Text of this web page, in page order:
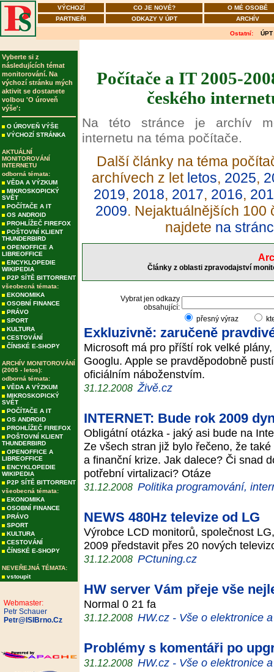
VÝCHOZÍ CO JE NOVÉ?
O MÉ OSOBĚ
PARTNEŘI
ODKAZY V ÚPT ARCHÍV
Ostatní: ÚPT
Vyberte si z
následujících témat
monitorování. Na
výchozí stránku mých
aktivit se dostanete
volbou 'O úroveň
výše':
O ÚROVEŇ VÝŠE
VÝCHOZÍ STRÁNKA
AKTUÁLNÍ
MONITOROVÁNÍ
INTERNETU
odborná témata:
VĚDA A VÝZKUM
MIKROSKOPICKÝ
SVĚT
POČÍTAČE A IT
OS ANDROID
PROHLÍŽEČ FIREFOX
POŠTOVNÍ KLIENT
THUNDERBIRD
OPENOFFICE A
LIBREOFFICE
ENCYKLOPEDIE
WIKIPEDIA
P2P SÍTĚ BITTORRENT
všeobecná témata:
EKONOMIKA
OSOBNÍ FINANCE
PRÁVO
SPORT
KULTURA
CESTOVÁNÍ
ČÍNSKÉ E-SHOPY
ARCHÍV MONITOROVÁNÍ
(2005 - letos):
odborná témata:
VĚDA A VÝZKUM
MIKROSKOPICKÝ
SVĚT
POČÍTAČE A IT
OS ANDROID
PROHLÍŽEČ FIREFOX
POŠTOVNÍ KLIENT
THUNDERBIRD
OPENOFFICE A
LIBREOFFICE
ENCYKLOPEDIE
WIKIPEDIA
P2P SÍTĚ BITTORRENT
všeobecná témata:
EKONOMIKA
OSOBNÍ FINANCE
PRÁVO
SPORT
KULTURA
CESTOVÁNÍ
ČÍNSKÉ E-SHOPY
NEVEŘEJNÁ TÉMATA:
vstoupit
Webmaster:
Petr Schauer
Petr@ISIBrno.Cz
Počítače a IT 2005-
českého
Na této stránce je archív
internetu na téma počítače.
Další články na téma
archívech z let letos, 2025,
2019, 2018, 2017, 2016,
2009. Nejaktuálnějších 100
najdete na
Články z oblasti zpravodajství
Vybrat jen odkazy
obsahující:
přesný výraz
Exkluzivně: zaručeně
Microsoft má pro příští rok velké
Googlu. Apple se pravděpodobně
oficiálním náboženstvím.
31.12.2008 Živě.cz
INTERNET: Bude rok 2009
Obligátní otázka - jaký asi bude na
Ze všech stran již bylo řečeno, že
a finanční krize. Jak dalece? Či snad
potřební virtalizaci? Otáze
31.12.2008 Politika programování,
NEWS 480Hz televize od LG
Výrobce LCD monitorů, společnost
2009 představit přes 20 nových
31.12.2008 PCtuning.cz
HW server Vám přeje vše
Normal 0 21 fa
31.12.2008 HW.cz - Vše o elektronice
Problémy s komentáři po
31.12.2008 HW.cz - Vše o elektronice